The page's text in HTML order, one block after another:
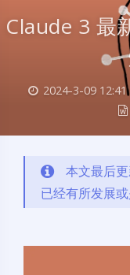
Claude 3 最
2024-3-09 12:41
本文最后
已经有所发展或